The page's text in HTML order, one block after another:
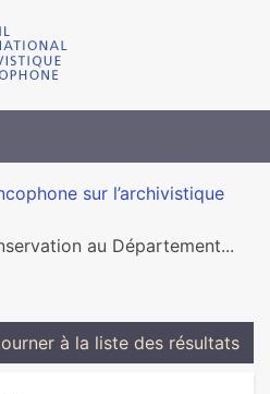
sur l’archivistique
au Département...
à la liste des résultats